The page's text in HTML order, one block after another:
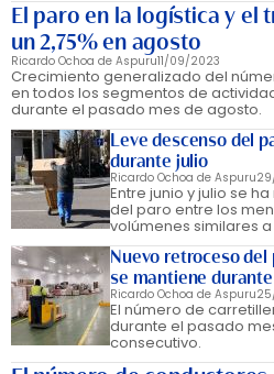
El paro en la logística y el
un 2,75% en agosto
Ricardo Ochoa de Aspuru11/09/2023
Crecimiento generalizado del
en todos los segmentos de
durante el pasado mes de agosto.
Leve descenso del
durante julio
Ricardo Ochoa de Aspuru
Entre junio y julio se
del paro entre los
volúmenes similares
Nuevo retroceso
se mantiene
Ricardo Ochoa de Aspuru
El número de
durante el pasado
consecutivo.